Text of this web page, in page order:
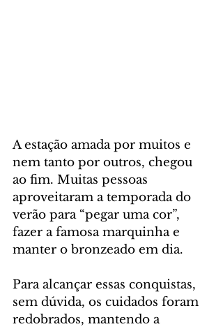
A estação amada por muitos e
nem tanto por outros, chegou
ao fim. Muitas pessoas
aproveitaram a temporada do
verão para “pegar uma cor”,
fazer a famosa marquinha e
manter o bronzeado em dia.
Para alcançar essas conquistas,
sem dúvida, os cuidados foram
redobrados, mantendo a